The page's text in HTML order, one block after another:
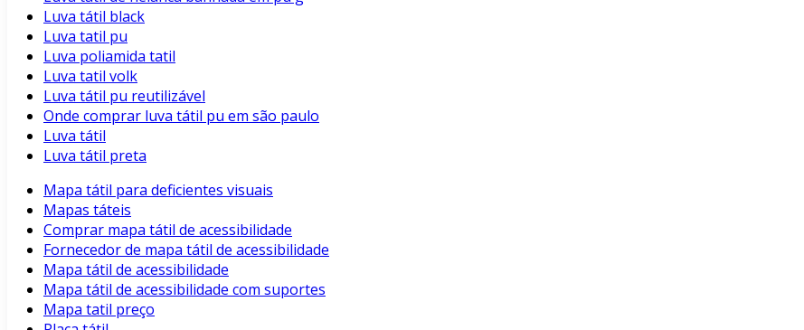
Luva tátil black
Luva tatil pu
Luva poliamida tatil
Luva tatil volk
Luva tátil pu reutilizável
Onde comprar luva tátil pu em são paulo
Luva tátil
Luva tátil preta
Mapa tátil para deficientes visuais
Mapas táteis
Comprar mapa tátil de acessibilidade
Fornecedor de mapa tátil de acessibilidade
Mapa tátil de acessibilidade
Mapa tátil de acessibilidade com suportes
Mapa tatil preço